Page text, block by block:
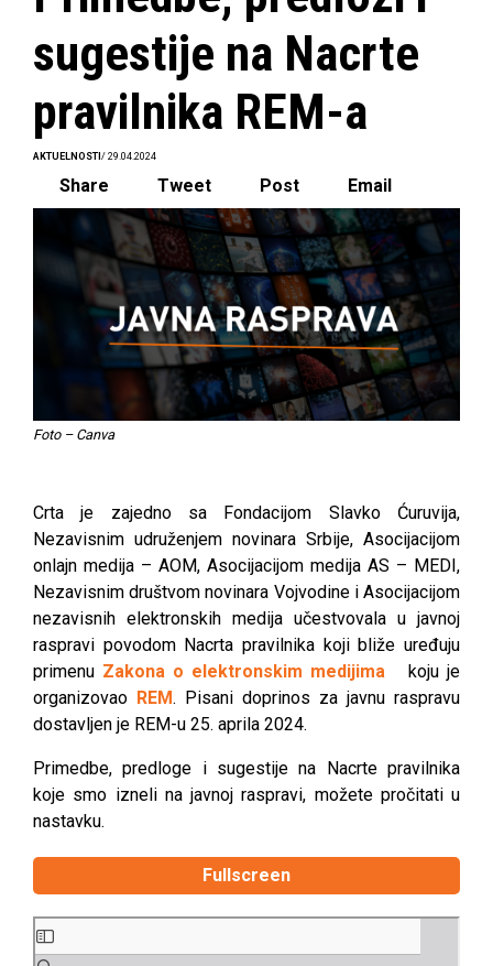
sugestije na Nacrte
pravilnika REM-a
AKTUELNOSTI / 29.04.2024
Share Tweet Post Email
Foto – Canva
Crta je zajedno sa Fondacijom Slavko Ćuruvija,
Nezavisnim udruženjem novinara Srbije, Asocijacijom
onlajn medija – AOM, Asocijacijom medija AS – MEDI,
Nezavisnim društvom novinara Vojvodine i Asocijacijom
nezavisnih elektronskih medija učestvovala u javnoj
raspravi povodom Nacrta pravilnika koji bliže uređuju
primenu Zakona o elektronskim medijima
koju je
organizovao REM. Pisani doprinos za javnu raspravu
dostavljen je REM-u 25. aprila 2024.
Primedbe, predloge i sugestije na Nacrte pravilnika
koje smo izneli na javnoj raspravi, možete pročitati u
nastavku.
Fullscreen
Skip
to